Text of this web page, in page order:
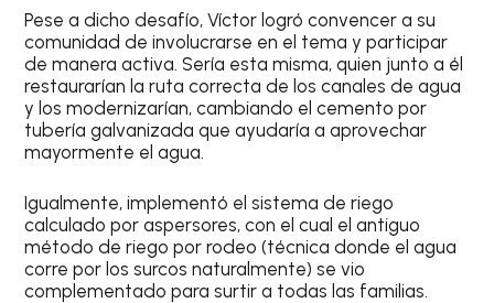
Pese a dicho desafío, Víctor logró convencer a su
comunidad de involucrarse en el tema y participar
de manera activa. Sería esta misma, quien junto a él
restaurarían la ruta correcta de los canales de agua
y los modernizarían, cambiando el cemento por
tubería galvanizada que ayudaría a aprovechar
mayormente el agua.
Igualmente, implementó el sistema de riego
calculado por aspersores, con el cual el antiguo
método de riego por rodeo (técnica donde el agua
corre por los surcos naturalmente) se vio
complementado para surtir a todas las familias.